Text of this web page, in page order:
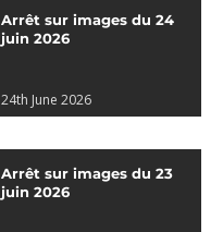
Arrêt sur images du 24
juin 2026
24th June 2026
Arrêt sur images du 23
juin 2026